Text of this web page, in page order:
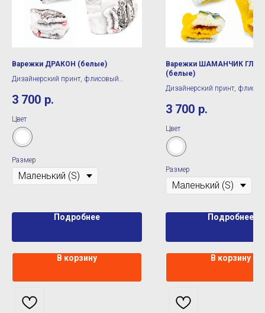
Варежки ДРАКОН (белые)
Дизайнерский принт, флисовый
3 700 р.
Цвет
Размер
Подробнее
В корзину
Варежки ШАМАНЧИК
(белые)
Дизайнерский принт,
3 700 р.
Цвет
Размер
Подробнее
В корзину